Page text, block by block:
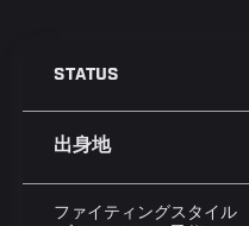
STATUS
出身地
ファイティングスタイル